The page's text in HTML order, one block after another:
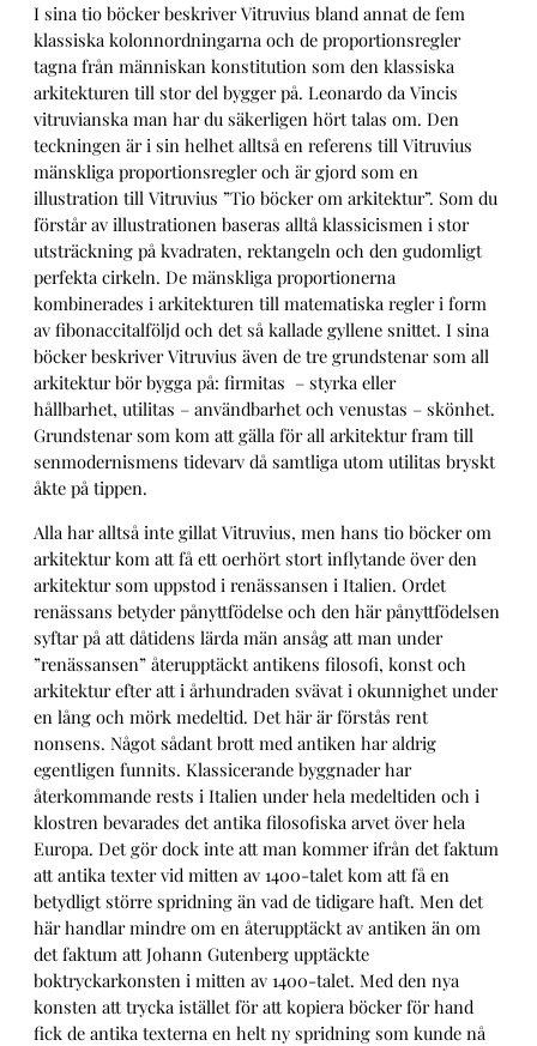
I sina tio böcker beskriver Vitruvius bland annat de fem
klassiska kolonnordningarna och de proportionsregler
tagna från människan konstitution som den klassiska
arkitekturen till stor del bygger på. Leonardo da Vincis
vitruvianska man har du säkerligen hört talas om. Den
teckningen är i sin helhet alltså en referens till Vitruvius
mänskliga proportionsregler och är gjord som en
illustration till Vitruvius ”Tio böcker om arkitektur”. Som du
förstår av illustrationen baseras alltå klassicismen i stor
utsträckning på kvadraten, rektangeln och den gudomligt
perfekta cirkeln. De mänskliga proportionerna
kombinerades i arkitekturen till matematiska regler i form
av fibonaccitalföljd och det så kallade gyllene snittet. I sina
böcker beskriver Vitruvius även de tre grundstenar som all
arkitektur bör bygga på: firmitas – styrka eller
hållbarhet, utilitas – användbarhet och venustas – skönhet.
Grundstenar som kom att gälla för all arkitektur fram till
senmodernismens tidevarv då samtliga utom utilitas bryskt
åkte på tippen.
Alla har alltså inte gillat Vitruvius, men hans tio böcker om
arkitektur kom att få ett oerhört stort inflytande över den
arkitektur som uppstod i renässansen i Italien. Ordet
renässans betyder pånyttfödelse och den här pånyttfödelsen
syftar på att dåtidens lärda män ansåg att man under
”renässansen” återupptäckt antikens filosofi, konst och
arkitektur efter att i århundraden svävat i okunnighet under
en lång och mörk medeltid. Det här är förstås rent
nonsens. Något sådant brott med antiken har aldrig
egentligen funnits. Klassicerande byggnader har
återkommande rests i Italien under hela medeltiden och i
klostren bevarades det antika filosofiska arvet över hela
Europa. Det gör dock inte att man kommer ifrån det faktum
att antika texter vid mitten av 1400-talet kom att få en
betydligt större spridning än vad de tidigare haft. Men det
här handlar mindre om en återupptäckt av antiken än om
det faktum att Johann Gutenberg upptäckte
boktryckarkonsten i mitten av 1400-talet. Med den nya
konsten att trycka istället för att kopiera böcker för hand
fick de antika texterna en helt ny spridning som kunde nå